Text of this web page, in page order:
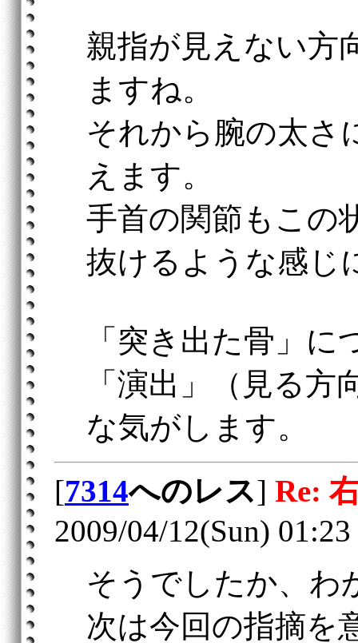
親指が見えない方
ますね。
それから腕の太さ
えます。
手首の関節もこの
抜けるような感じ
「突き出た骨」
「演出」（見る
な気がします。
[7314へのレス] Re:
2009/04/12(Sun) 01:23
そうでしたか、わ
次は今回の指摘を